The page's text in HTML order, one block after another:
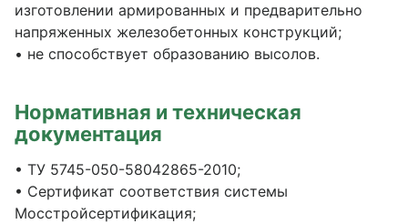
изготовлении армированных и предварительно
напряженных железобетонных конструкций;
• не способствует образованию высолов.
Нормативная и техническая
документация
• ТУ 5745-050-58042865-2010;
• Сертификат соответствия системы
Мосстройсертификация;